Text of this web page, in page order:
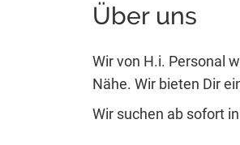
Über uns
Wir von H.i. Personal
Nähe. Wir bieten Dir
Wir suchen ab sofort